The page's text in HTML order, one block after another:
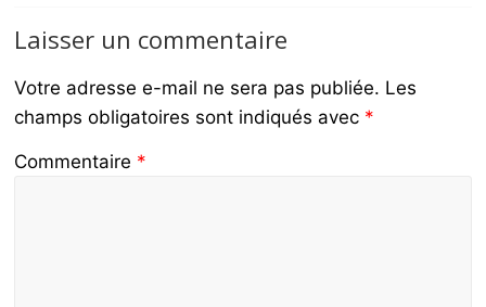
Laisser un commentaire
Votre adresse e-mail ne sera pas publiée. Les
champs obligatoires sont indiqués avec *
Commentaire *